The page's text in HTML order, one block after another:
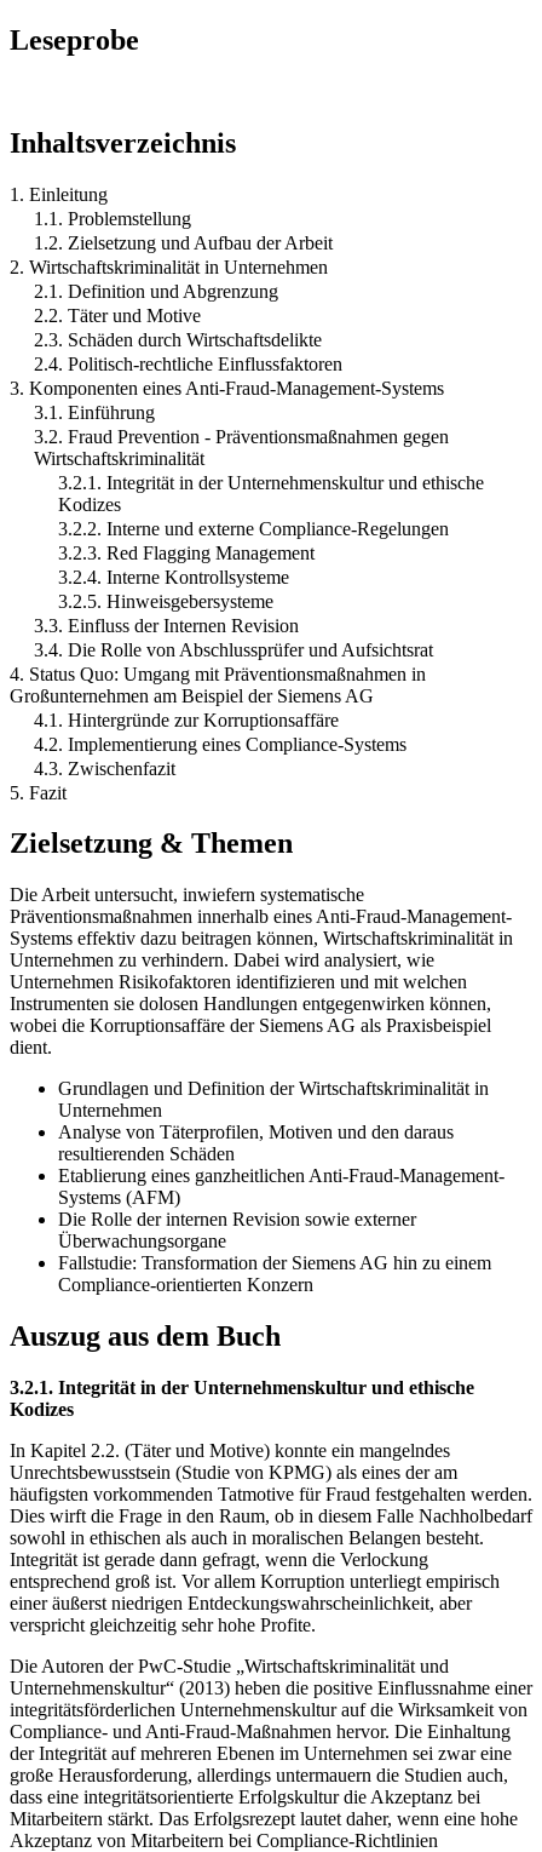
Leseprobe
Inhaltsverzeichnis
1. Einleitung
1.1. Problemstellung
1.2. Zielsetzung und Aufbau der Arbeit
2. Wirtschaftskriminalität in Unternehmen
2.1. Definition und Abgrenzung
2.2. Täter und Motive
2.3. Schäden durch Wirtschaftsdelikte
2.4. Politisch-rechtliche Einflussfaktoren
3. Komponenten eines Anti-Fraud-Management-Systems
3.1. Einführung
3.2. Fraud Prevention - Präventionsmaßnahmen gegen
Wirtschaftskriminalität
3.2.1. Integrität in der Unternehmenskultur und ethische
Kodizes
3.2.2. Interne und externe Compliance-Regelungen
3.2.3. Red Flagging Management
3.2.4. Interne Kontrollsysteme
3.2.5. Hinweisgebersysteme
3.3. Einfluss der Internen Revision
3.4. Die Rolle von Abschlussprüfer und Aufsichtsrat
4. Status Quo: Umgang mit Präventionsmaßnahmen in
Großunternehmen am Beispiel der Siemens AG
4.1. Hintergründe zur Korruptionsaffäre
4.2. Implementierung eines Compliance-Systems
4.3. Zwischenfazit
5. Fazit
Zielsetzung & Themen
Die Arbeit untersucht, inwiefern systematische
Präventionsmaßnahmen innerhalb eines Anti-Fraud-Management-
Systems effektiv dazu beitragen können, Wirtschaftskriminalität in
Unternehmen zu verhindern. Dabei wird analysiert, wie
Unternehmen Risikofaktoren identifizieren und mit welchen
Instrumenten sie dolosen Handlungen entgegenwirken können,
wobei die Korruptionsaffäre der Siemens AG als Praxisbeispiel
dient.
Grundlagen und Definition der Wirtschaftskriminalität in
Unternehmen
Analyse von Täterprofilen, Motiven und den daraus
resultierenden Schäden
Etablierung eines ganzheitlichen Anti-Fraud-Management-
Systems (AFM)
Die Rolle der internen Revision sowie externer
Überwachungsorgane
Fallstudie: Transformation der Siemens AG hin zu einem
Compliance-orientierten Konzern
Auszug aus dem Buch
3.2.1. Integrität in der Unternehmenskultur und ethische
Kodizes
In Kapitel 2.2. (Täter und Motive) konnte ein mangelndes
Unrechtsbewusstsein (Studie von KPMG) als eines der am
häufigsten vorkommenden Tatmotive für Fraud festgehalten werden.
Dies wirft die Frage in den Raum, ob in diesem Falle Nachholbedarf
sowohl in ethischen als auch in moralischen Belangen besteht.
Integrität ist gerade dann gefragt, wenn die Verlockung
entsprechend groß ist. Vor allem Korruption unterliegt empirisch
einer äußerst niedrigen Entdeckungswahrscheinlichkeit, aber
verspricht gleichzeitig sehr hohe Profite.
Die Autoren der PwC-Studie „Wirtschaftskriminalität und
Unternehmenskultur“ (2013) heben die positive Einflussnahme einer
integritätsförderlichen Unternehmenskultur auf die Wirksamkeit von
Compliance- und Anti-Fraud-Maßnahmen hervor. Die Einhaltung
der Integrität auf mehreren Ebenen im Unternehmen sei zwar eine
große Herausforderung, allerdings untermauern die Studien auch,
dass eine integritätsorientierte Erfolgskultur die Akzeptanz bei
Mitarbeitern stärkt. Das Erfolgsrezept lautet daher, wenn eine hohe
Akzeptanz von Mitarbeitern bei Compliance-Richtlinien